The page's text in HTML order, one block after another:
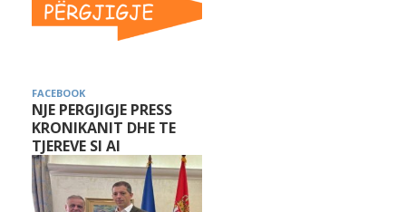
FACEBOOK
NJE PERGJIGJE PRESS
KRONIKANIT DHE TE
TJEREVE SI AI